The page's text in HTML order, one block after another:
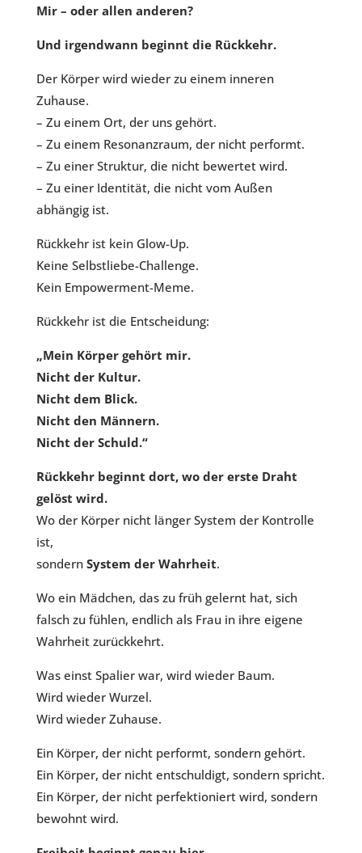
Mir – oder allen anderen?
Und irgendwann beginnt die Rückkehr.
Der Körper wird wieder zu einem inneren
Zuhause.
– Zu einem Ort, der uns gehört.
– Zu einem Resonanzraum, der nicht performt.
– Zu einer Struktur, die nicht bewertet wird.
– Zu einer Identität, die nicht vom Außen
abhängig ist.
Rückkehr ist kein Glow-Up.
Keine Selbstliebe-Challenge.
Kein Empowerment-Meme.
Rückkehr ist die Entscheidung:
„Mein Körper gehört mir.
Nicht der Kultur.
Nicht dem Blick.
Nicht den Männern.
Nicht der Schuld.“
Rückkehr beginnt dort, wo der erste Draht
gelöst wird.
Wo der Körper nicht länger System der Kontrolle
ist,
sondern System der Wahrheit.
Wo ein Mädchen, das zu früh gelernt hat, sich
falsch zu fühlen, endlich als Frau in ihre eigene
Wahrheit zurückkehrt.
Was einst Spalier war, wird wieder Baum.
Wird wieder Wurzel.
Wird wieder Zuhause.
Ein Körper, der nicht performt, sondern gehört.
Ein Körper, der nicht entschuldigt, sondern spricht.
Ein Körper, der nicht perfektioniert wird, sondern
bewohnt wird.